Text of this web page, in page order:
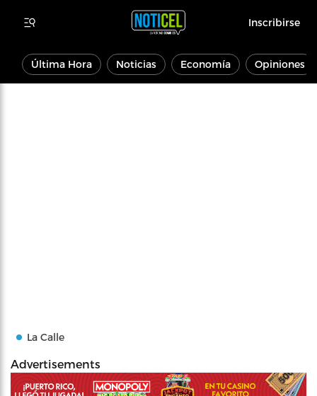
Inscribirse
Última Hora Noticias Economía Opiniones
La Calle
Advertisements